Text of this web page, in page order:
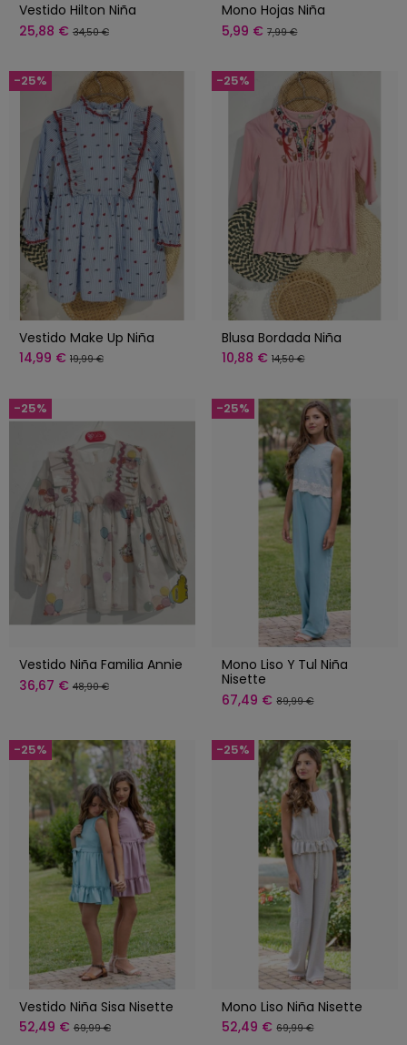
Vestido Hilton Niña
25,88 € 34,50 €
Mono Hojas Niña
5,99 €7,99 €
-25%
Vestido Make Up Niña
14,99 € 19,99 €
-25%
Blusa Bordada Niña
10,88 €14,50 €
-25%
Vestido Niña Familia Annie
36,67 € 48,90 €
-25%
Mono Liso Y Tul Niña
Nisette
67,49 €89,99 €
-25%
Vestido Niña Sisa Nisette
52,49 € 69,99 €
-25%
Mono Liso Niña Nisette
52,49 €69,99 €